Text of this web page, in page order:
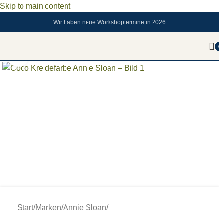
Skip to main content
Wir haben neue Workshoptermine in 2026
Start/Marken/Annie Sloan/